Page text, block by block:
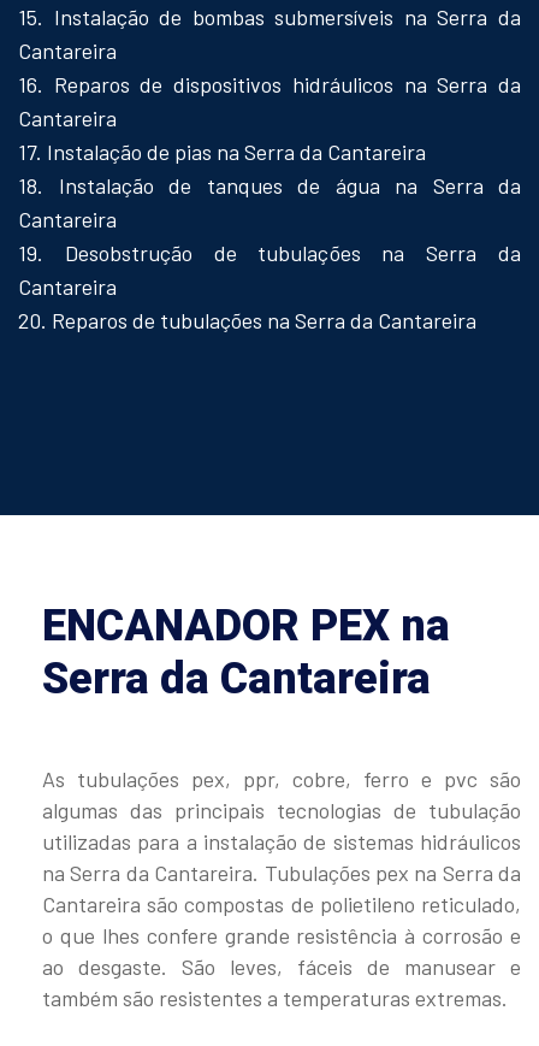
15. Instalação de bombas submersíveis na Serra da
Cantareira
16. Reparos de dispositivos hidráulicos na Serra da
Cantareira
17. Instalação de pias na Serra da Cantareira
18. Instalação de tanques de água na Serra da
Cantareira
19. Desobstrução de tubulações na Serra da
Cantareira
20. Reparos de tubulações na Serra da Cantareira
ENCANADOR PEX na
Serra da Cantareira
As tubulações pex, ppr, cobre, ferro e pvc são
algumas das principais tecnologias de tubulação
utilizadas para a instalação de sistemas hidráulicos
na Serra da Cantareira. Tubulações pex na Serra da
Cantareira são compostas de polietileno reticulado,
o que lhes confere grande resistência à corrosão e
ao desgaste. São leves, fáceis de manusear e
também são resistentes a temperaturas extremas.